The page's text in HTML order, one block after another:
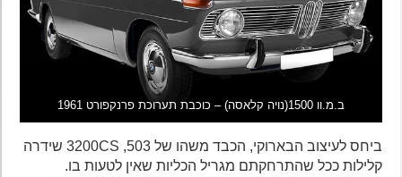
ב.מ.וו 1500(נויה קלאסה) – כוכבת תערוכת פרנקפורט 1961
ביחס לעיצוב הבארוקי, הכבד משהו של 503, 3200CS שידרה
קלילות ככל שהתרחקתם מגריל הכליות שאין לטעות בו.